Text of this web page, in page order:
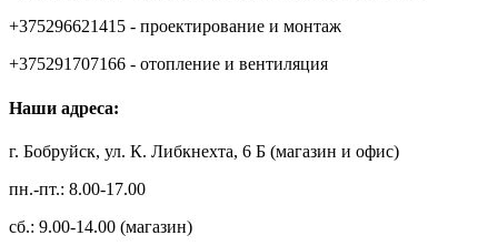
+375296621415 - проектирование и монтаж
+375291707166 - отопление и вентиляция
Наши адреса:
г. Бобруйск, ул. К. Либкнехта, 6 Б (магазин и офис)
пн.-пт.: 8.00-17.00
сб.: 9.00-14.00 (магазин)